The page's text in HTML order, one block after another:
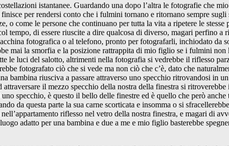
istantanee. Guardando una dopo l’altra le fotografie che
per rendersi conto che i fulmini tornano e ritornano sempre
o come le persone che continuano per tutta la vita a ripetere le
tempo, di essere riuscite a dire qualcosa di diverso, magari perfino
fotografica o al telefono, pronto per fotografarli, inchiodato da
mai la smorfia e la posizione rattrappita di mio figlio se i fulmini
le luci del salotto, altrimenti nella fotografia si vedrebbe il riflesso
fotografato ciò che si vede ma non ciò che c’è, dato che
bambina riusciva a passare attraverso uno specchio ritrovandosi in
il mezzo specchio della nostra della finestra si
specchio, è questo il bello delle finestre ed è quello che però
da questa parte la sua carne scorticata e insomma o si
riflesso nel vetro della nostra finestra, e magari di
adatto per una bambina e due a me e mio figlio basterebbe